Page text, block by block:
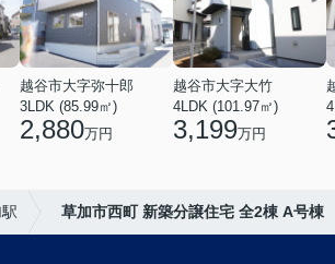
越谷市大字弥十郎
3LDK (85.99㎡)
2,880万円
越谷市大字大竹
4LDK (101.97㎡)
3,199万円
草加市西町 新築分譲住宅 全2棟 A号棟